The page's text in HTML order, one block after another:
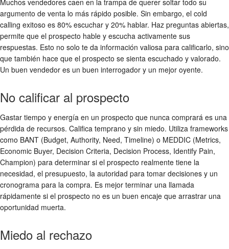
Muchos vendedores caen en la trampa de querer soltar todo su
argumento de venta lo más rápido posible. Sin embargo, el cold
calling exitoso es 80% escuchar y 20% hablar. Haz preguntas abiertas,
permite que el prospecto hable y escucha activamente sus
respuestas. Esto no solo te da información valiosa para calificarlo, sino
que también hace que el prospecto se sienta escuchado y valorado.
Un buen vendedor es un buen interrogador y un mejor oyente.
No calificar al prospecto
Gastar tiempo y energía en un prospecto que nunca comprará es una
pérdida de recursos. Califica temprano y sin miedo. Utiliza frameworks
como BANT (Budget, Authority, Need, Timeline) o MEDDIC (Metrics,
Economic Buyer, Decision Criteria, Decision Process, Identify Pain,
Champion) para determinar si el prospecto realmente tiene la
necesidad, el presupuesto, la autoridad para tomar decisiones y un
cronograma para la compra. Es mejor terminar una llamada
rápidamente si el prospecto no es un buen encaje que arrastrar una
oportunidad muerta.
Miedo al rechazo